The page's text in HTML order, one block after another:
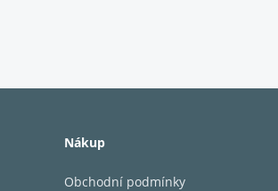
Nákup
Obchodní podmínky